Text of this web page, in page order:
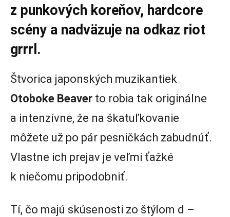
z punkových koreňov, hardcore
scény a nadväzuje na odkaz riot
grrrl.
Štvorica japonských muzikantiek
Otoboke Beaver to robia tak originálne
a intenzívne, že na škatuľkovanie
môžete už po pár pesničkách zabudnúť.
Vlastne ich prejav je veľmi ťažké
k niečomu pripodobniť.
Tí, čo majú skúsenosti zo štýlom d –